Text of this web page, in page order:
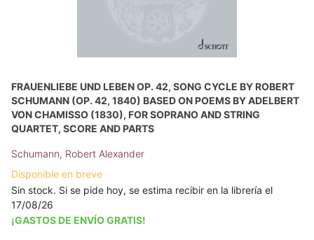
FRAUENLIEBE UND LEBEN OP. 42, SONG CYCLE BY ROBERT
SCHUMANN (OP. 42, 1840) BASED ON POEMS BY ADELBERT
VON CHAMISSO (1830), FOR SOPRANO AND STRING
QUARTET, SCORE AND PARTS
Schumann, Robert Alexander
Disponible en breve
Sin stock. Si se pide hoy, se estima recibir en la librería el
17/08/26
¡GASTOS DE ENVÍO GRATIS!